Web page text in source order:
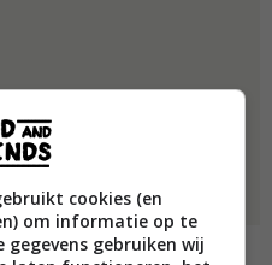
cookies (en
om informatie op te
gegevens gebruiken wij